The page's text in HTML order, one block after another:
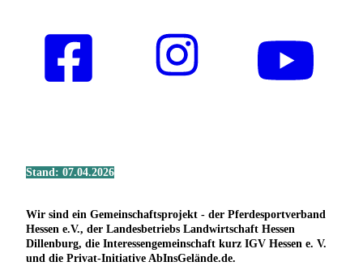
Stand: 07.04.2026
Wir sind ein Gemeinschaftsprojekt - der Pferdesportverband
Hessen e.V., der Landesbetriebs Landwirtschaft Hessen
Dillenburg, die Interessengemeinschaft kurz IGV Hessen e. V.
und die Privat-Initiative AbInsGelände.de.